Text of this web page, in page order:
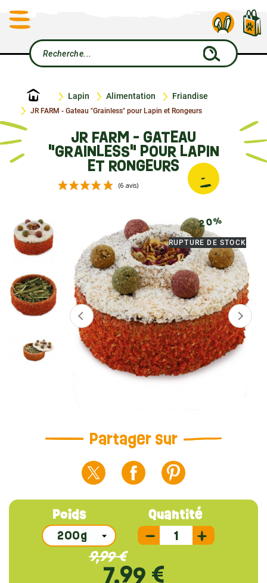
Accueil Lapin Alimentation Friandise
JR FARM - Gateau "Grainless" pour Lapin et Rongeurs
JR FARM - GATEAU
"GRAINLESS" POUR LAPIN
ET RONGEURS
(6 avis)
RUPTURE DE STOCK
-
2
0
%
Partager sur
Quantité
Poids
9,99 €
7,99 €